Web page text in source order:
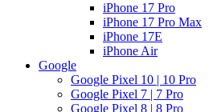
iPhone 17 Pro
iPhone 17 Pro Max
iPhone 17E
iPhone Air
Google
Google Pixel 10 | 10 Pro
Google Pixel 7 | 7 Pro
Google Pixel 8 | 8 Pro